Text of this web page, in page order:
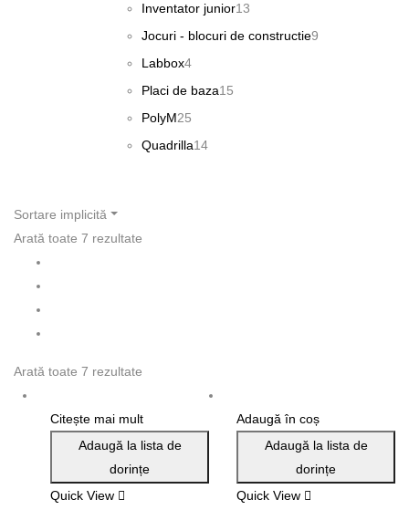
produse
Inventator junior13
produse
Jocuri - blocuri de constructie9
Labbox44
produse
Placi de baza15
PolyM25
de
Quadrilla1414
Sortare implicită
Arată toate 7 rezultate
Arată toate 7 rezultate
Citește mai mult
Adaugă la lista de
dorințe
Quick View
Adaugă în coș
Adaugă la lista de
dorințe
Quick View